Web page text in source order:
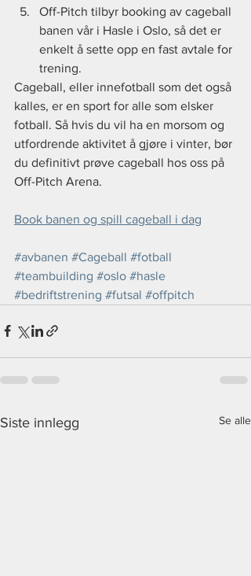
Off-Pitch tilbyr booking av cageball
banen vår i Hasle i Oslo, så det er
enkelt å sette opp en fast avtale for
trening.
Cageball, eller innefotball som det også
kalles, er en sport for alle som elsker
fotball. Så hvis du vil ha en morsom og
utfordrende aktivitet å gjøre i vinter, bør
du definitivt prøve cageball hos oss på
Off-Pitch Arena.
Book banen og spill cageball i dag
#avbanen #Cageball #fotball
#teambuilding #oslo #hasle
#bedriftstrening #futsal #offpitch
Siste innlegg Se alle